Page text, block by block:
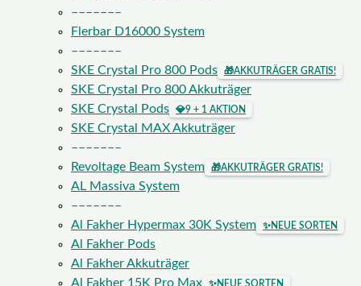
–––––––
Flerbar D16000 System
–––––––
SKE Crystal Pro 800 Pods
🎁AKKUTRÄGER GRATIS!
SKE Crystal Pro 800 Akkuträger
SKE Crystal Pods
💎9 + 1 AKTION
SKE Crystal MAX Akkuträger
–––––––
Revoltage Beam System
🎁AKKUTRÄGER GRATIS!
AL Massiva System
–––––––
Al Fakher Hypermax 30K System
✨NEUE SORTEN
Al Fakher Pods
Al Fakher Akkuträger
Al Fakher 15K Pro Max
✨NEUE SORTEN